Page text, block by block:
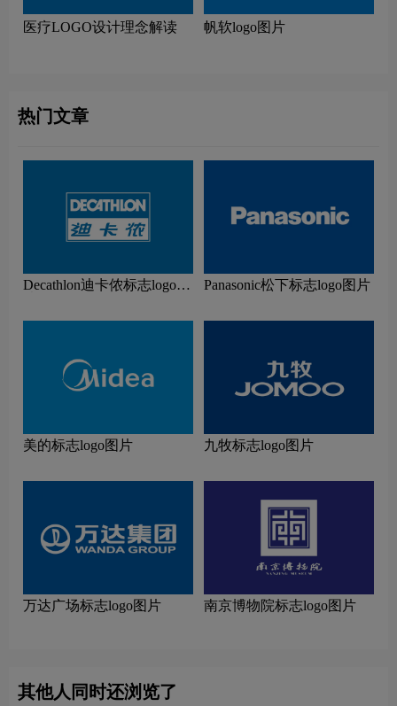
医疗LOGO设计理念解读 帆软logo图片
热门文章
Decathlon迪卡侬标志logo图
Panasonic松下标志logo图片
美的标志logo图片 九牧标志logo图片
万达广场标志logo图片 南京博物院标志logo图片
其他人同时还浏览了